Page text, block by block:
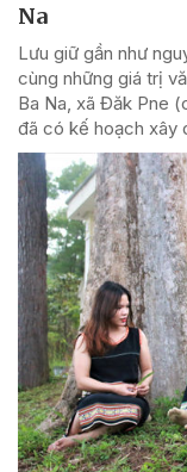
Na
Lưu giữ gần như
cùng những giá trị
Ba Na, xã Đăk Pne
đã có kế hoạch xây